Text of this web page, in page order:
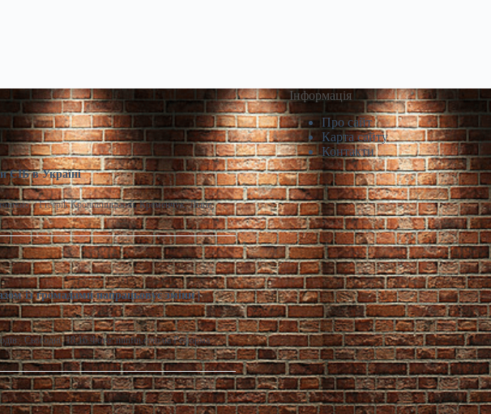
ЄІБ в Україні
/ Freepik Кропивницький, Кременчук, Львів,
із громадами напрацьовує зміни |
Сьогодні, 18:16 Фото: minfin.com.ua Реформа
Інформація
Про сайт
Карта сайту
Контакти